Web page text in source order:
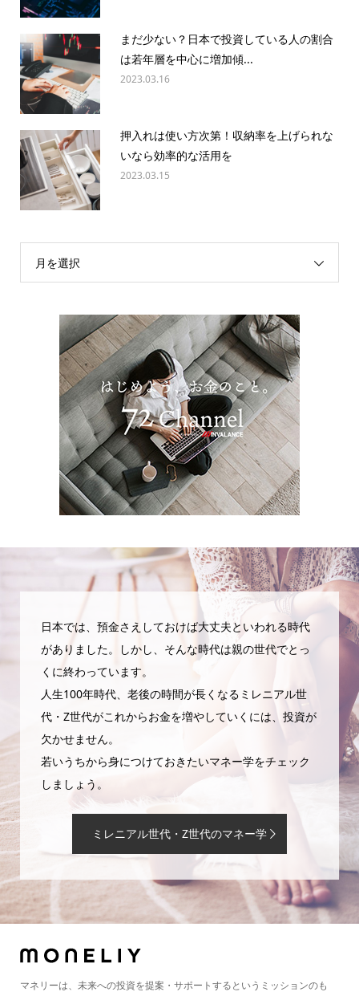
まだ少ない？日本で投資している人の割合
は若年層を中心に増加傾...
2023.03.16
押入れは使い方次第！収納率を上げられな
いなら効率的な活用を
2023.03.15
月を選択
日本では、預金さえしておけば大丈夫といわれる時代
がありました。しかし、そんな時代は親の世代でとっ
くに終わっています。
人生100年時代、老後の時間が長くなるミレニアル世
代・Z世代がこれからお金を増やしていくには、投資が
欠かせません。
若いうちから身につけておきたいマネー学をチェック
しましょう。
ミレニアル世代・Z世代のマネー学
マネリーは、未来への投資を提案・サポートするというミッションのも